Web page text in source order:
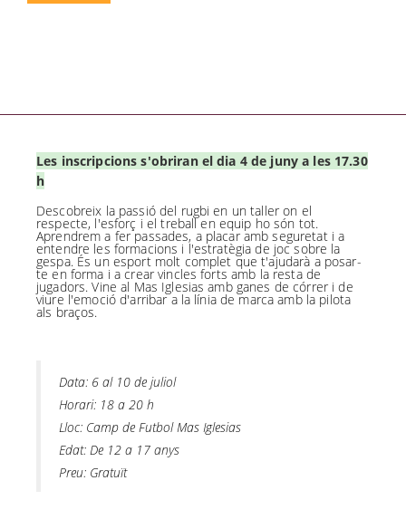
Les inscripcions s'obriran el dia 4 de juny a les 17.30
h
Descobreix la passió del rugbi en un taller on el
respecte, l'esforç i el treball en equip ho són tot.
Aprendrem a fer passades, a placar amb seguretat i a
entendre les formacions i l'estratègia de joc sobre la
gespa. És un esport molt complet que t'ajudarà a posar-
te en forma i a crear vincles forts amb la resta de
jugadors. Vine al Mas Iglesias amb ganes de córrer i de
viure l'emoció d'arribar a la línia de marca amb la pilota
als braços.
Data: 6 al 10 de juliol
Horari: 18 a 20 h
Lloc: Camp de Futbol Mas Iglesias
Edat: De 12 a 17 anys
Preu: Gratuït